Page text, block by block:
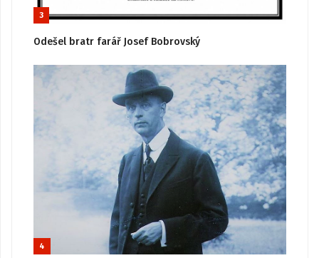
3
Odešel bratr farář Josef Bobrovský
4